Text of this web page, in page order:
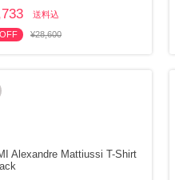
送料込
¥28,600